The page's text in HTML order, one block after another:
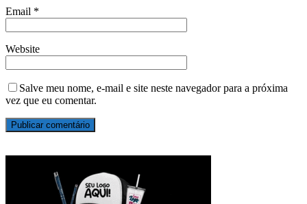
Email *
Website
Salve meu nome, e-mail e site neste navegador para a próxima
vez que eu comentar.